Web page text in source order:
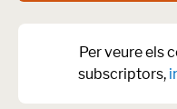
Per veure els
subscriptors,